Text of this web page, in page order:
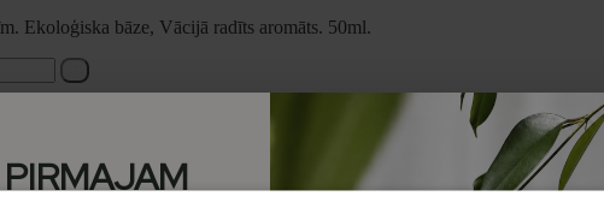
Ekoloģiska bāze, Vācijā radīts aromāts. 50ml.